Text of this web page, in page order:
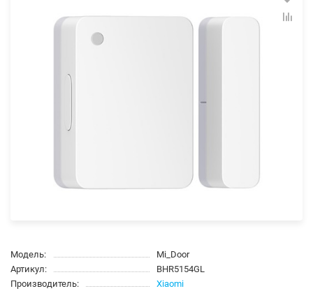
Модель:
Mi_Door
Артикул:
BHR5154GL
Производитель:
Xiaomi